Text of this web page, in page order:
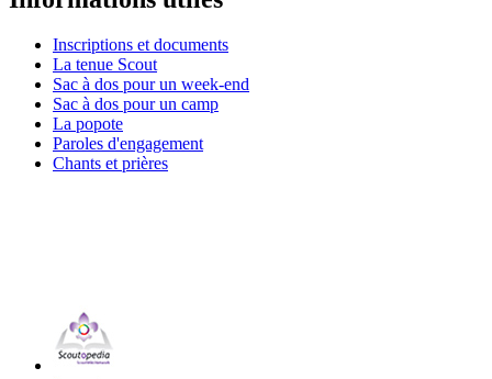
Inscriptions et documents
La tenue Scout
Sac à dos pour un week-end
Sac à dos pour un camp
La popote
Paroles d'engagement
Chants et prières